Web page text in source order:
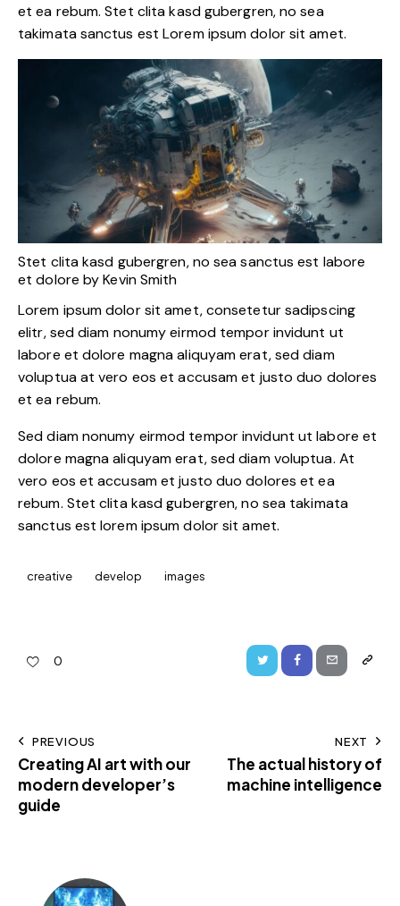
et ea rebum. Stet clita kasd gubergren, no sea
takimata sanctus est Lorem ipsum dolor sit amet.
Stet clita kasd gubergren, no sea sanctus est labore
et dolore byKevin Smith
Lorem ipsum dolor sit amet, consetetur sadipscing
elitr, sed diam nonumy eirmod tempor invidunt ut
labore et dolore magna aliquyam erat, sed diam
voluptua at vero eos et accusam et justo duo dolores
et ea rebum.
Sed diam nonumy eirmod tempor invidunt ut labore et
dolore magna aliquyam erat, sed diam voluptua. At
vero eos et accusam et justo duo dolores et ea
rebum. Stet clita kasd gubergren, no sea takimata
sanctus est lorem ipsum dolor sit amet.
creative develop images
0
PREVIOUS
Creating AI art with our
modern developer’s
guide
NEXT
The actual history of
machine intelligence